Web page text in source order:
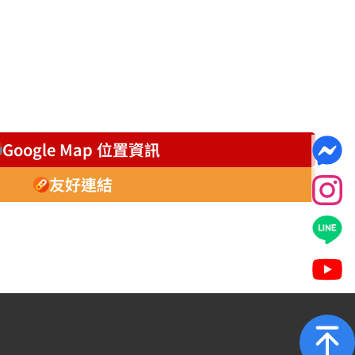
Google Map 位置資訊
友好連結